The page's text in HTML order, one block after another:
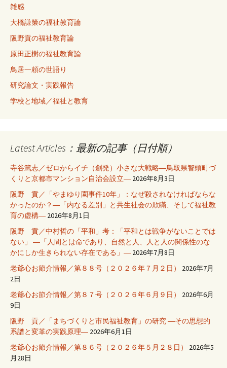
雑感
大橋謙策の福祉教育論
阪野貢の福祉教育論
原田正樹の福祉教育論
鳥居一頼の世語り
研究論文・実践報告
学校と地域／福祉と教育
Latest Articles：最新の記事（日付順）
寺谷篤志／ゼロからイチ（創発）小さな大戦略―鳥取県智頭町づ
くりと京都市マンション自治会設立― 2026年8月3日
阪野 貢／「やまゆり園事件10年」：なぜ殺されなければならな
かったのか？―「内なる差別」と共生社会の欺瞞、そして福祉教
育の虚構― 2026年8月1日
阪野 貢／中村哲の「平和」考：「平和とは戦争がないことでは
ない」 ―「人間とは命であり、自然と人、人と人の関係性のな
かにしか生きられない存在である」― 2026年7月8日
老爺心お節介情報／第８８号（２０２６年７月２日）
2026年7月
2日
老爺心お節介情報／第８７号（２０２６年６月９日）
2026年6月
9日
阪野 貢／「まちづくりと市民福祉教育」の研究 ―その思想的
系譜と変革の実践原理― 2026年6月1日
老爺心お節介情報／第８６号（２０２６年５月２８日）
2026年5
月28日